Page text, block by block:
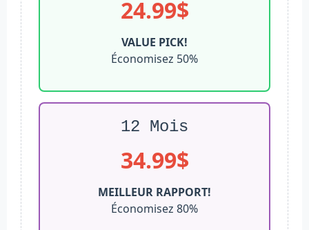
24.99$
VALUE PICK!
Économisez 50%
12 Mois
34.99$
MEILLEUR RAPPORT!
Économisez 80%